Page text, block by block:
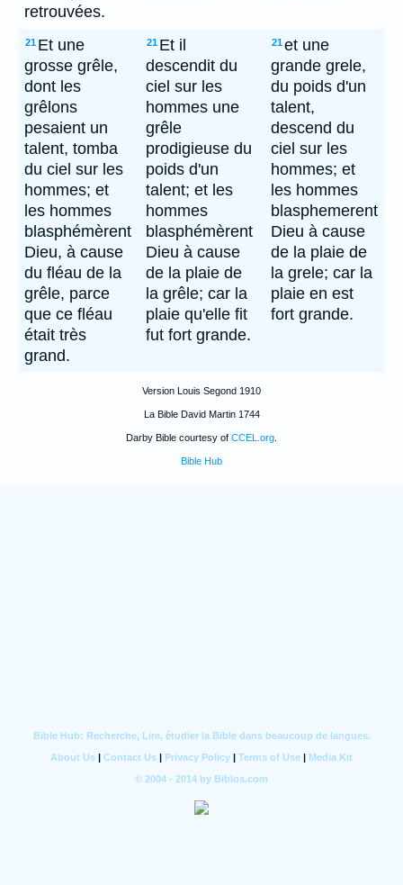
retrouvées.
21 Et une
grosse grêle,
dont les
grêlons
pesaient un
talent, tomba
du ciel sur les
hommes; et
les hommes
blasphémèrent
Dieu, à cause
du fléau de la
grêle, parce
que ce fléau
était très
grand.
21 Et il
descendit du
ciel sur les
hommes une
grêle
prodigieuse du
poids d'un
talent; et les
hommes
blasphémèrent
Dieu à cause
de la plaie de
la grêle; car la
plaie qu'elle fit
fut fort grande.
21et une
grande grele,
du poids d'un
talent,
descend du
ciel sur les
hommes; et
les hommes
blasphemerent
Dieu à cause
de la plaie de
la grele; car la
plaie en est
fort grande.
Version Louis Segond 1910
La Bible David Martin 1744
Darby Bible courtesy of CCEL.org
Bible Hub